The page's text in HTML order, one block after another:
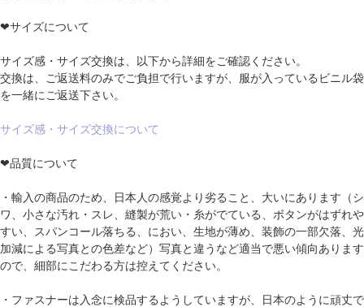
❤サイズについて
サイズ感・サイズ交換は、以下から詳細をご確認ください。
交換は、ご返送料のみでご負担で行いますが、服が入っているビニル袋
を一緒にご返送下さい。
サイズ感・サイズ交換について
❤品質について
・輸入の商品のため、日本人の感覚より劣ること、大いにあります（シ
ワ、小さな汚れ・スレ、縫製が荒い・糸がでている、ボタンがはずれや
すい、スパンコール落ちる、におい、生地が薄め、装飾の一部欠落、光
加減による写真との色差など）写真と違うなど適当で悪い傾向あります
ので、細部にこだわる方は控えてください。
・ファスナーは入念に検品するようしていますが、日本のように頑丈で